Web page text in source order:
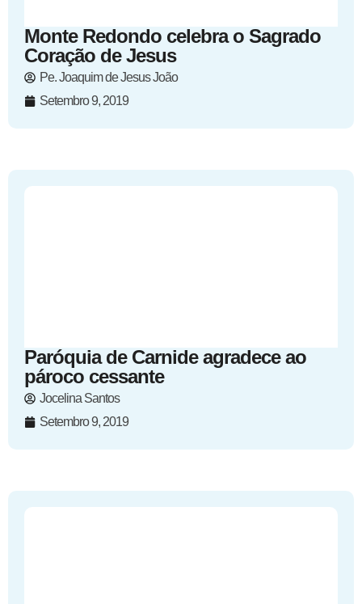
Monte Redondo celebra o Sagrado
Coração de Jesus
Pe. Joaquim de Jesus João
Setembro 9, 2019
Paróquia de Carnide agradece ao
pároco cessante
Jocelina Santos
Setembro 9, 2019